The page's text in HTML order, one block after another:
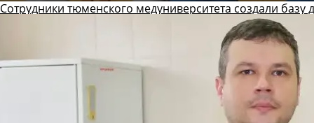
Сотрудники тюменского медуниверситета создали